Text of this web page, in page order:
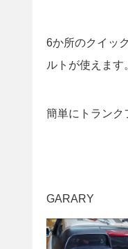
6か所のクイッ
ルトが使えます
簡単にトランク
GARARY